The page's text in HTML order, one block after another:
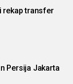
rekap transfer
Persija Jakarta